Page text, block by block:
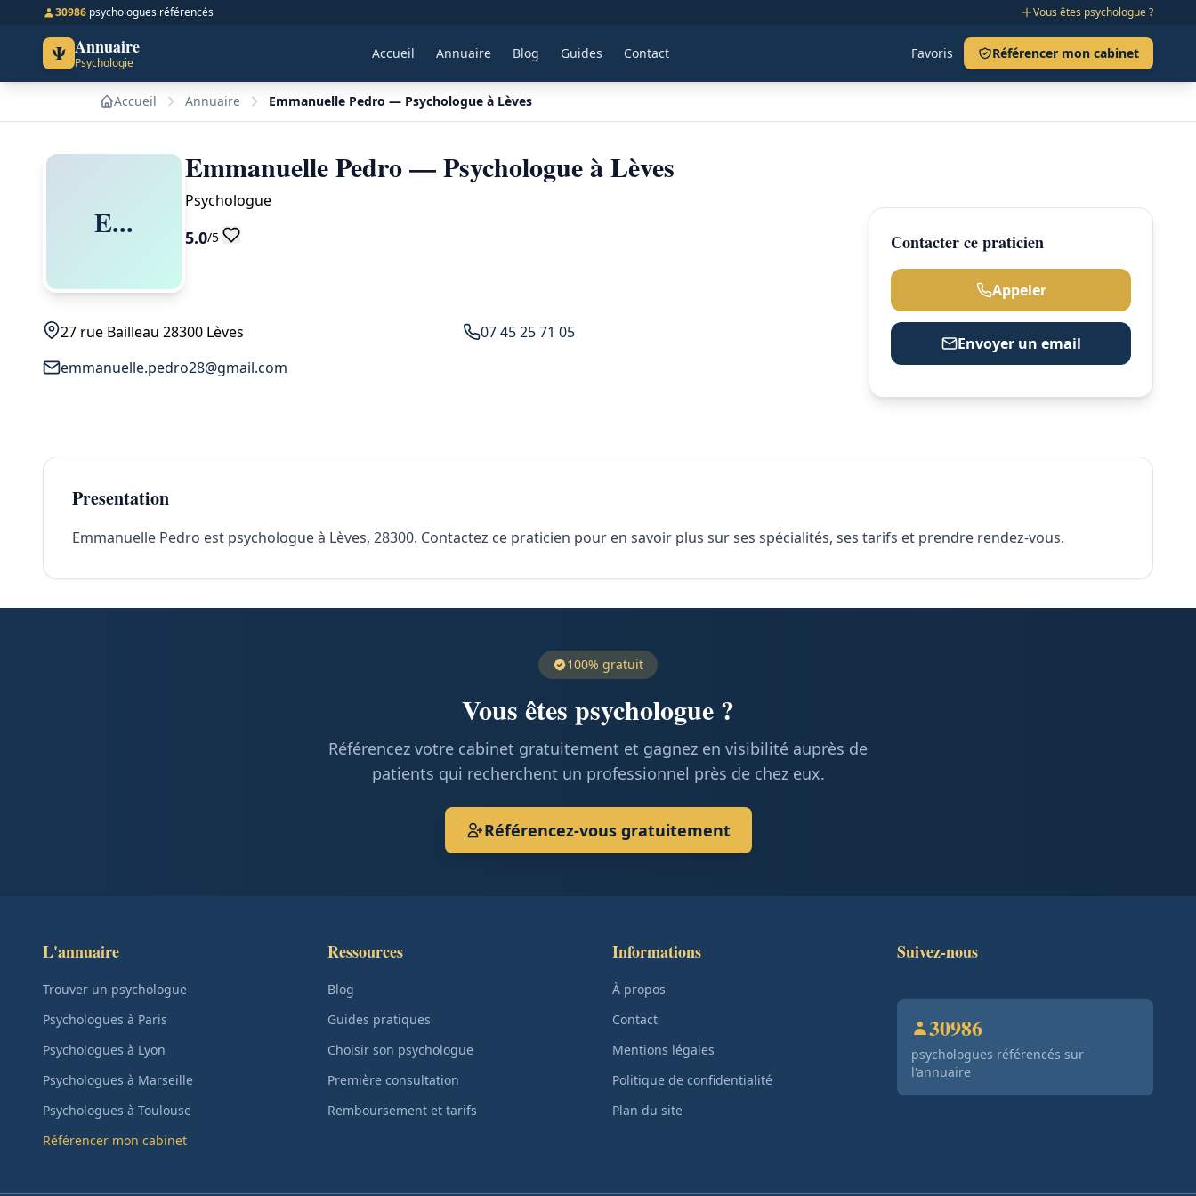
30986 psychologues référencés Vous êtes psychologue ?
Ψ Annuaire
Psychologie
Accueil Annuaire Blog Guides Contact Favoris Référencer mon cabinet
Accueil Annuaire Emmanuelle Pedro — Psychologue à Lèves
E...
Emmanuelle Pedro — Psychologue à Lèves
Psychologue
5.0/5
27 rue Bailleau 28300 Lèves
07 45 25 71 05
emmanuelle.pedro28@gmail.com
Contacter ce praticien
Appeler
Envoyer un email
Presentation
Emmanuelle Pedro est psychologue à Lèves, 28300. Contactez ce praticien pour en savoir plus sur ses spécialités, ses tarifs et prendre rendez-vous.
100% gratuit
Vous êtes psychologue ?
Référencez votre cabinet gratuitement et gagnez en visibilité auprès de
patients qui recherchent un professionnel près de chez eux.
Référencez-vous gratuitement
L'annuaire
Trouver un psychologue
Psychologues à Paris
Psychologues à Lyon
Psychologues à Marseille
Psychologues à Toulouse
Référencer mon cabinet
Ressources
Blog
Guides pratiques
Choisir son psychologue
Première consultation
Remboursement et tarifs
Informations
À propos
Contact
Mentions légales
Politique de confidentialité
Plan du site
Suivez-nous
30986
psychologues référencés sur
l'annuaire